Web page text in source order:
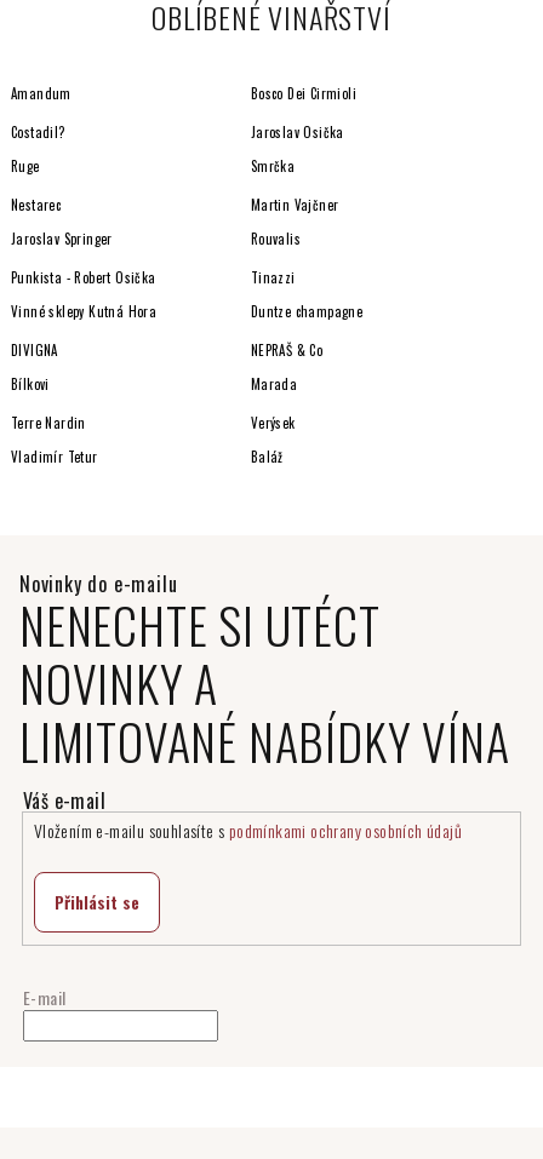
OBLÍBENÉ VINAŘSTVÍ
Amandum Bosco Dei Cirmioli
Costadil?
Jaroslav Osička
Ruge
Smrčka
Nestarec
Martin Vajčner
Jaroslav Springer
Rouvalis
Punkista - Robert Osička
Tinazzi
Vinné sklepy Kutná Hora
Duntze champagne
DIVIGNA
NEPRAŠ & Co
Bílkovi
Marada
Terre Nardin
Verýsek
Vladimír Tetur
Baláž
NENECHTE SI UTÉCT
NOVINKY A
LIMITOVANÉ NABÍDKY VÍNA
E-mail
Vložením e-mailu souhlasíte s podmínkami ochrany osobních údajů
Přihlásit se